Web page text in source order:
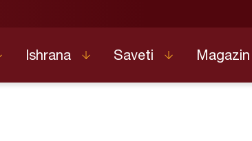
Ishrana Saveti Magazin